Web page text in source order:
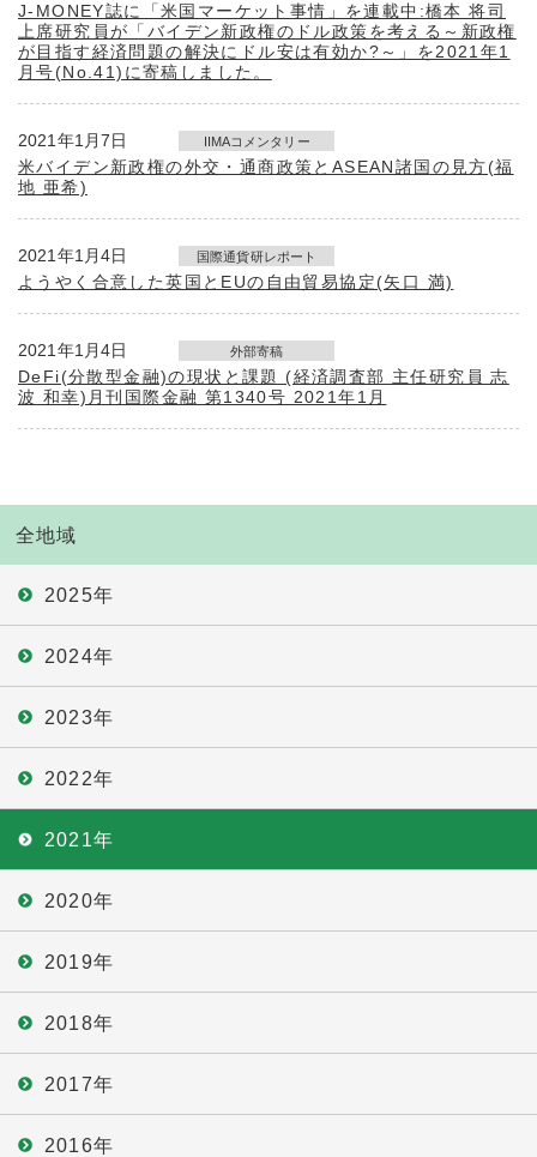
J-MONEY誌に「米国マーケット事情」を連載中:橋本 将司
上席研究員が「バイデン新政権のドル政策を考える～新政権
が目指す経済問題の解決にドル安は有効か?～」を2021年1
月号(No.41)に寄稿しました。
2021年1月7日 IIMAコメンタリー
米バイデン新政権の外交・通商政策とASEAN諸国の見方(福
地 亜希)
2021年1月4日 国際通貨研レポート
ようやく合意した英国とEUの自由貿易協定(矢口 満)
2021年1月4日 外部寄稿
DeFi(分散型金融)の現状と課題 (経済調査部 主任研究員 志
波 和幸)月刊国際金融 第1340号 2021年1月
全地域
2025年
2024年
2023年
2022年
2021年
2020年
2019年
2018年
2017年
2016年